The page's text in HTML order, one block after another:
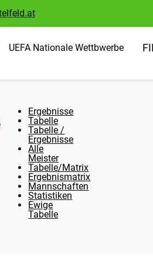
UEFA Nationale Wettbwerbe
Ergebnisse
Tabelle
Tabelle /
Ergebnisse
Alle
Meister
Tabelle/Matrix
Ergebnismatrix
Mannschaften
Statistiken
Ewige
Tabelle